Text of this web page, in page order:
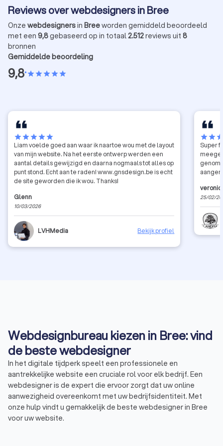
Reviews over webdesigners in Bree
Onze webdesignersin Breeworden gemiddeld beoordeeld
met een 9,8gebaseerd op in totaal2.512reviews uit 8
bronnen
Gemiddelde beoordeling
9,8•starstarstarstarstar
starstarstarstarstar
Liam voelde goed aan waar ik naartoe wou met de layout
van mijn website. Na het eerste ontwerp werden een
aantal details gewijzigd en daarna nogmaals tot alles op
punt stond. Echt aan te raden! www.gnsdesign.be is echt
de site geworden die ik wou. Thanks!
Glenn
10/03/2026
LVHMedia Bekijk profiel
starstar
Super
25/02/
Webdesignbureau kiezen in Bree: vind
de beste webdesigner
In het digitale tijdperk speelt een professionele en
aantrekkelijke website een cruciale rol voor elk bedrijf. Een
webdesigner is de expert die ervoor zorgt dat uw online
aanwezigheid overeenkomt met uw bedrijfsidentiteit. Met
onze hulp vindt u gemakkelijk de beste webdesigner in Bree
voor uw website.